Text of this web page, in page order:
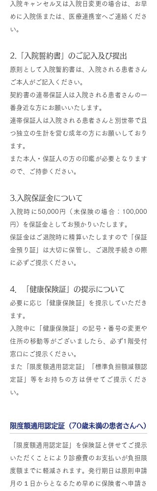
入院キャンセル又は入院日変更の場合は、お早
めに入院係または、医療連携室へご連絡くださ
い。
2.「入院誓約書」のご記入及び提出
原則として入院誓約書は、入院される患者さん
ご本人がご記入ください。
契約書の連帯保証人は入院される患者さんの一
番身近な方にお願いいたします。
連帯保証人は入院される患者さんと別世帯で且
つ独立の生計を営む成年の方にお願いしており
ます。
また本人・保証人の方の印鑑が必要となります
ので、ご持参ください。
3.入院保証金について
入院時に50,000円（未保険の場合：100,000
円）を保証金としてお預かりいたします。
保証金はご退院時に精算いたしますので「保証
金預り証」は大切に保管し、ご退院手続きの際
に必ずご提示ください。
4．「健康保険証」の提示について
必要に応じ「健康保険証」を提示していただき
ます。
入院中に「健康保険証」の記号・番号の変更や
住所の移動等がございましたら、必ず1階受付
窓口にご提示ください。
また「限度額適用認定証」「標準負担額減額認
定証」等をお持ちの方は併せてご提示くださ
い。
限度額適用認定証（70歳未満の患者さんへ）
「限度額適用認定証」を保険証と併せてご提示
いただくことにより診療費のお支払いが負担限
度額までに軽減されます。発行期日は原則申請
月の１日からとなるため早めに保険者へ申請さ